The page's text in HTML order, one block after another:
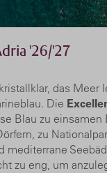
'26/'27
das Meer
Die
Blau zu einsamen
zu
mediterrane
zu eng, um